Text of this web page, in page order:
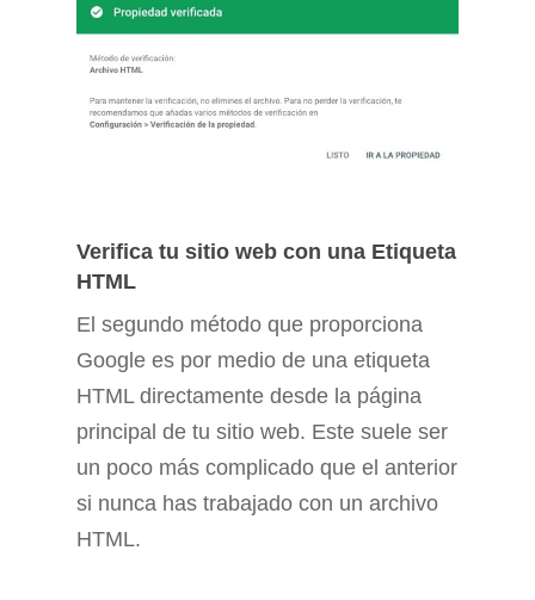
Verifica tu sitio web con una Etiqueta
HTML
El segundo método que proporciona
Google es por medio de una etiqueta
HTML directamente desde la página
principal de tu sitio web. Este suele ser
un poco más complicado que el anterior
si nunca has trabajado con un archivo
HTML.